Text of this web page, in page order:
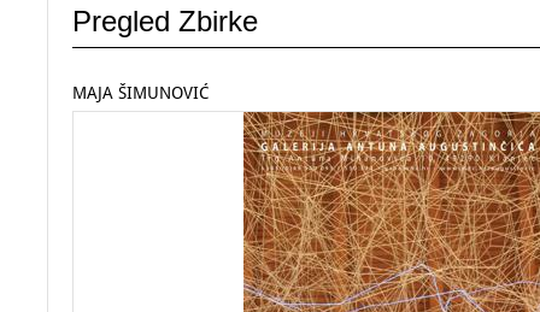
Pregled Zbirke
MAJA ŠIMUNOVIĆ